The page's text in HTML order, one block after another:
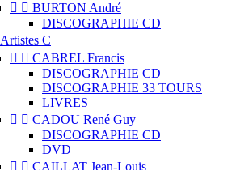
  BURTON André
DISCOGRAPHIE CD
Artistes C
  CABREL Francis
DISCOGRAPHIE CD
DISCOGRAPHIE 33 TOURS
LIVRES
  CADOU René Guy
DISCOGRAPHIE CD
DVD
  CAILLAT Jean-Louis